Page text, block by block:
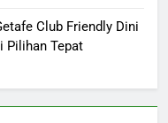
Club Friendly Dini
Pilihan Tepat